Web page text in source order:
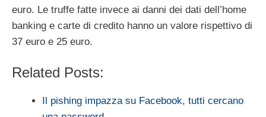
euro. Le truffe fatte invece ai danni dei dati dell’home
banking e carte di credito hanno un valore rispettivo di
37 euro e 25 euro.
Related Posts:
Il pishing impazza su Facebook, tutti cercano